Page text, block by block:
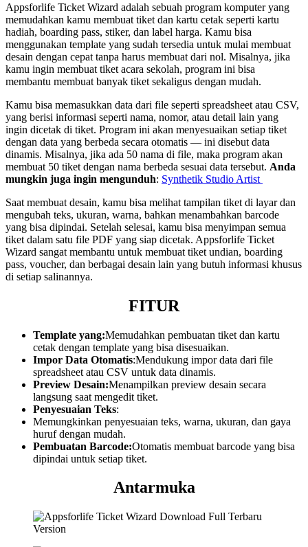
Appsforlife Ticket Wizard adalah sebuah program komputer yang
memudahkan kamu membuat tiket dan kartu cetak seperti kartu
hadiah, boarding pass, stiker, dan label harga. Kamu bisa
menggunakan template yang sudah tersedia untuk mulai membuat
desain dengan cepat tanpa harus membuat dari nol. Misalnya, jika
kamu ingin membuat tiket acara sekolah, program ini bisa
membantu membuat banyak tiket sekaligus dengan mudah.
Kamu bisa memasukkan data dari file seperti spreadsheet atau CSV,
yang berisi informasi seperti nama, nomor, atau detail lain yang
ingin dicetak di tiket. Program ini akan menyesuaikan setiap tiket
dengan data yang berbeda secara otomatis — ini disebut data
dinamis. Misalnya, jika ada 50 nama di file, maka program akan
membuat 50 tiket dengan nama berbeda sesuai data tersebut. Anda
mungkin juga ingin mengunduh: Synthetik Studio Artist
Saat membuat desain, kamu bisa melihat tampilan tiket di layar dan
mengubah teks, ukuran, warna, bahkan menambahkan barcode
yang bisa dipindai. Setelah selesai, kamu bisa menyimpan semua
tiket dalam satu file PDF yang siap dicetak. Appsforlife Ticket
Wizard sangat membantu untuk membuat tiket undian, boarding
pass, voucher, dan berbagai desain lain yang butuh informasi khusus
di setiap salinannya.
FITUR
Template yang:Memudahkan pembuatan tiket dan kartu
cetak dengan template yang bisa disesuaikan.
Impor Data Otomatis:Mendukung impor data dari file
spreadsheet atau CSV untuk data dinamis.
Preview Desain:Menampilkan preview desain secara
langsung saat mengedit tiket.
Penyesuaian Teks:
Memungkinkan penyesuaian teks, warna, ukuran, dan gaya
huruf dengan mudah.
Pembuatan Barcode:Otomatis membuat barcode yang bisa
dipindai untuk setiap tiket.
Antarmuka